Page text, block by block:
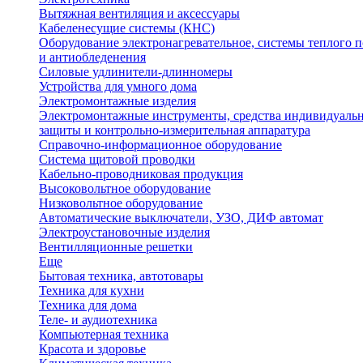
Вытяжная вентиляция и аксессуары
Кабеленесущие системы (КНС)
Оборудование электронагревательное, системы теплого
и антиобледенения
Силовые удлинители-длинномеры
Устройства для умного дома
Электромонтажные изделия
Электромонтажные инструменты, средства
защиты и контрольно-измерительная аппаратура
Справочно-информационное оборудование
Система щитовой проводки
Кабельно-проводниковая продукция
Высоковольтное оборудование
Низковольтное оборудование
Автоматические выключатели, УЗО, ДИФ автомат
Электроустановочные изделия
Вентилляционные решетки
Еще
Бытовая техника, автотовары
Техника для кухни
Техника для дома
Теле- и аудиотехника
Компьютерная техника
Красота и здоровье